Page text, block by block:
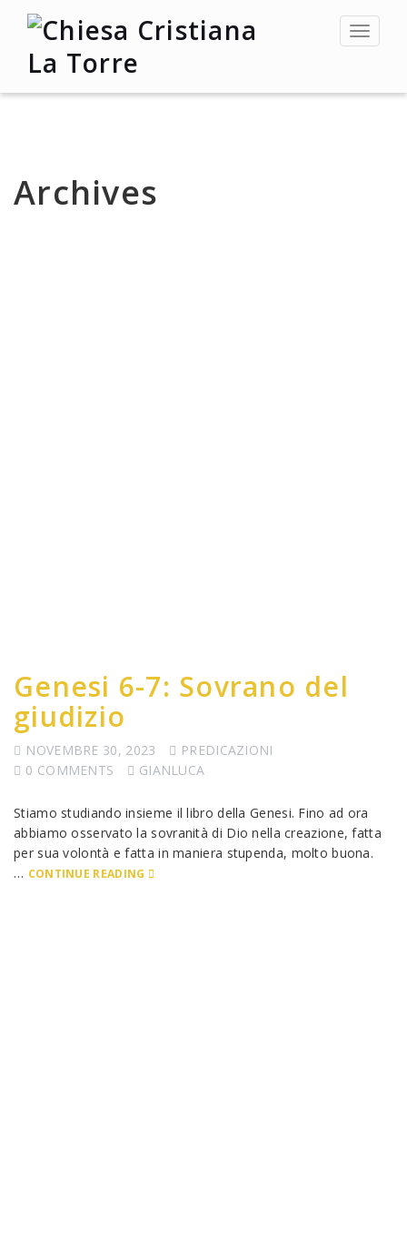
Toggle
Archives
Genesi 6-7: Sovrano del
giudizio
NOVEMBRE 30, 2023
PREDICAZIONI
0 COMMENTS
GIANLUCA
Stiamo studiando insieme il libro della Genesi. Fino ad ora
abbiamo osservato la sovranità di Dio nella creazione, fatta
per sua volontà e fatta in maniera stupenda, molto buona.
… CONTINUE READING